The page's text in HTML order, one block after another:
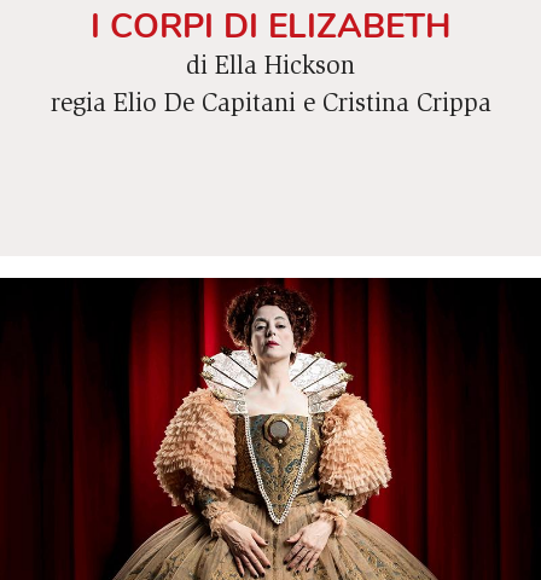
I CORPI DI ELIZABETH
di Ella Hickson
regia Elio De Capitani e Cristina Crippa